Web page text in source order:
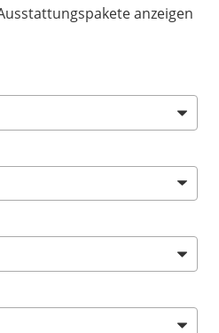
anzeigen